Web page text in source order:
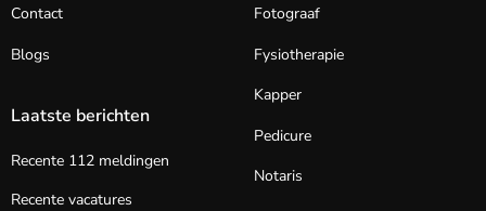
Contact
Blogs
Laatste berichten
Recente 112 meldingen
Recente vacatures
Fotograaf
Fysiotherapie
Kapper
Pedicure
Notaris